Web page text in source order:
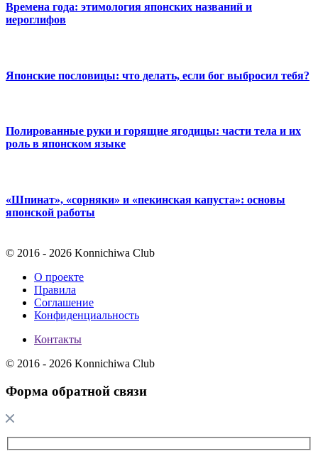
Времена года: этимология японских названий и
иероглифов
Японские пословицы: что делать, если бог выбросил тебя?
Полированные руки и горящие ягодицы: части тела и их
роль в японском языке
«Шпинат», «сорняки» и «пекинская капуста»: основы
японской работы
© 2016 - 2026 Konnichiwa Club
О проекте
Правила
Соглашение
Конфиденциальность
Контакты
© 2016 - 2026 Konnichiwa Club
Форма обратной связи